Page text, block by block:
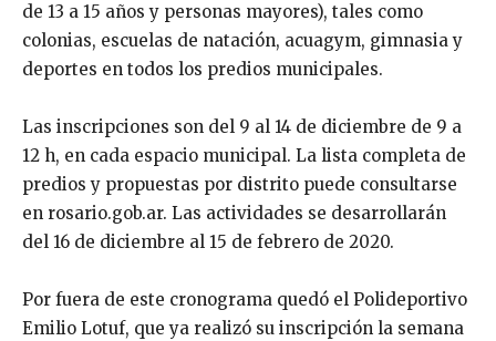
de 13 a 15 años y personas mayores), tales como
colonias, escuelas de natación, acuagym, gimnasia y
deportes en todos los predios municipales.
Las inscripciones son del 9 al 14 de diciembre de 9 a
12 h, en cada espacio municipal. La lista completa de
predios y propuestas por distrito puede consultarse
en rosario.gob.ar. Las actividades se desarrollarán
del 16 de diciembre al 15 de febrero de 2020.
Por fuera de este cronograma quedó el Polideportivo
Emilio Lotuf, que ya realizó su inscripción la semana